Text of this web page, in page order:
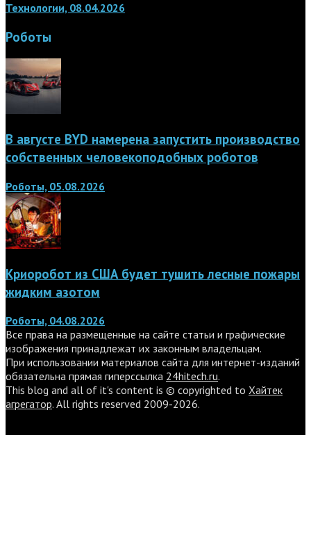
Технологии, 08.04.2026
Роботы
В августе BYD намерена запустить производство
собственных человекоподобных роботов
Роботы, 05.08.2026
Криоробот из США будет тушить лесные пожары
жидким азотом
Роботы, 04.08.2026
Все права на размещенные на сайте статьи и графические
изображения принадлежат их законным владельцам.
При использовании материалов сайта для интернет-изданий
обязательна прямая гиперссылка 24hitech.ru.
This blog and all of it's content is © copyrighted to Хайтек
агрегатор. All rights reserved 2009-2026.